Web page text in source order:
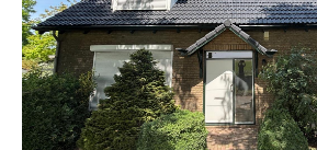
Bekijk project